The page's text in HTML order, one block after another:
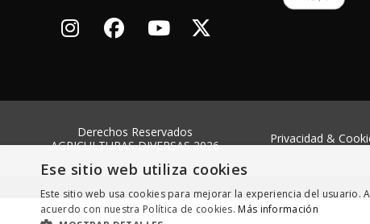
Derechos Reservados
AGRICULTURAS DIVERSAS 2026
Privacidad &
Ese sitio web utiliza cookies
Este sitio web usa cookies para mejorar la experiencia del
acuerdo con nuestra Política de cookies. Más información